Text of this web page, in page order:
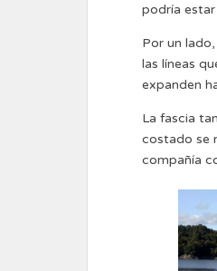
podría
Por un
las líneas
expanden
La fascia
costado se
compañía